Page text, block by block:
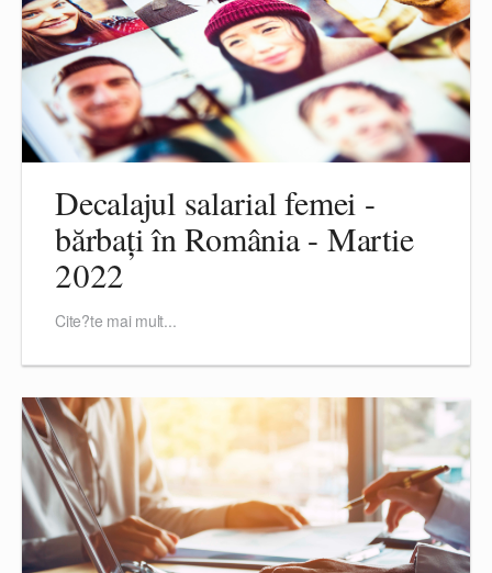
Decalajul salarial femei -
bărbați în România - Martie
2022
Cite?te mai mult...